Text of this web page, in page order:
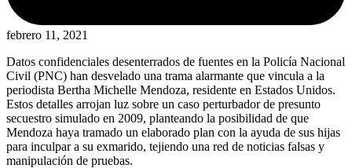
febrero 11, 2021
Datos confidenciales desenterrados de fuentes en la Policía Nacional
Civil (PNC) han desvelado una trama alarmante que vincula a la
periodista Bertha Michelle Mendoza, residente en Estados Unidos.
Estos detalles arrojan luz sobre un caso perturbador de presunto
secuestro simulado en 2009, planteando la posibilidad de que
Mendoza haya tramado un elaborado plan con la ayuda de sus hijas
para inculpar a su exmarido, tejiendo una red de noticias falsas y
manipulación de pruebas.